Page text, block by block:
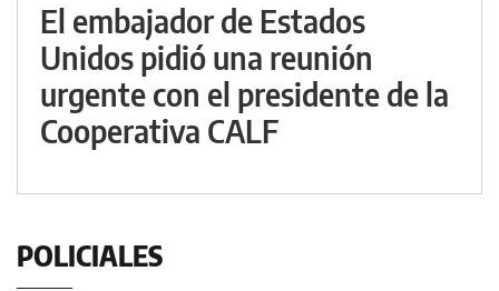
El embajador de Estados
Unidos pidió una reunión
urgente con el presidente de la
Cooperativa CALF
POLICIALES